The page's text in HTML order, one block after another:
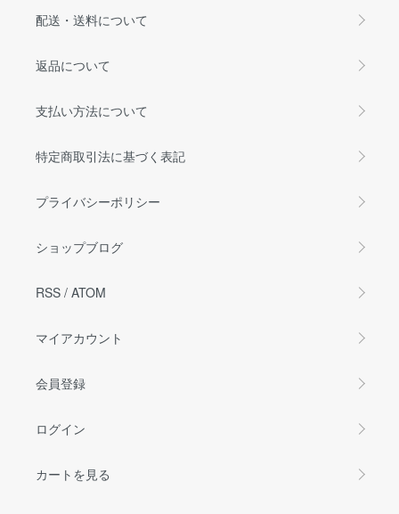
配送・送料について
返品について
支払い方法について
特定商取引法に基づく表記
プライバシーポリシー
ショップブログ
RSS / ATOM
マイアカウント
会員登録
ログイン
カートを見る